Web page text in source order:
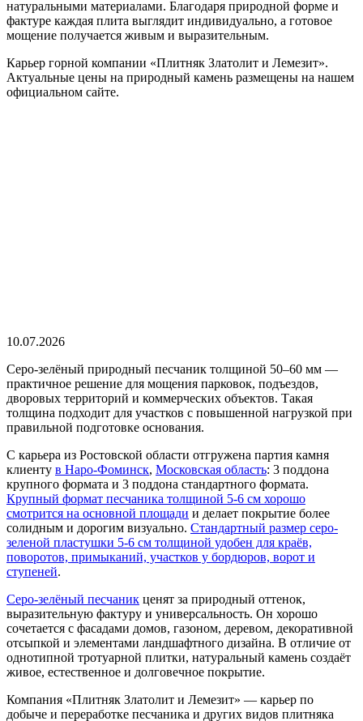
натуральными материалами. Благодаря природной форме и
фактуре каждая плита выглядит индивидуально, а готовое
мощение получается живым и выразительным.
Карьер горной компании «Плитняк Златолит и Лемезит».
Актуальные цены на природный камень размещены на нашем
официальном сайте.
10.07.2026
Серо-зелёный природный песчаник толщиной 50–60 мм —
практичное решение для мощения парковок, подъездов,
дворовых территорий и коммерческих объектов. Такая
толщина подходит для участков с повышенной нагрузкой при
правильной подготовке основания.
С карьера из Ростовской области отгружена партия камня
клиенту в Наро-Фоминск, Московская область: 3 поддона
крупного формата и 3 поддона стандартного формата.
Крупный формат песчаника толщиной 5-6 см хорошо
смотрится на основной площади и делает покрытие более
солидным и дорогим визуально. Стандартный размер серо-
зеленой пластушки 5-6 см толщиной удобен для краёв,
поворотов, примыканий, участков у бордюров, ворот и
ступеней.
Серо-зелёный песчаник ценят за природный оттенок,
выразительную фактуру и универсальность. Он хорошо
сочетается с фасадами домов, газоном, деревом, декоративной
отсыпкой и элементами ландшафтного дизайна. В отличие от
однотипной тротуарной плитки, натуральный камень создаёт
живое, естественное и долговечное покрытие.
Компания «Плитняк Златолит и Лемезит» — карьер по
добыче и переработке песчаника и других видов плитняка